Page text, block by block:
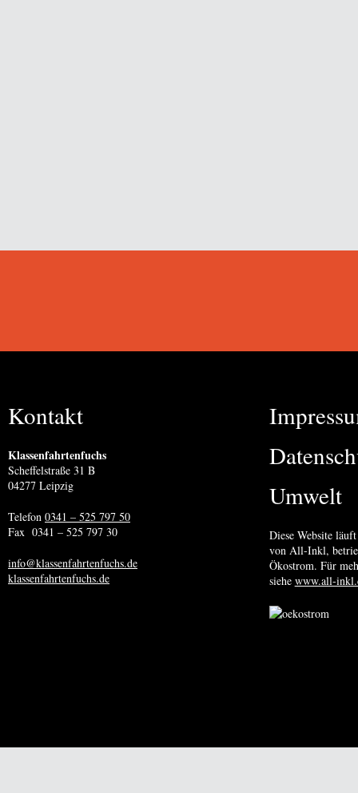
Kontakt
Klassenfahrtenfuchs
Scheffelstraße 31 B
04277 Leipzig
Telefon 0341 – 525 797 50
Fax 0341 – 525 797 30
info@klassenfahrtenfuchs.de
klassenfahrtenfuchs.de
Umwelt
Diese Website
von All-Inkl,
Ökostrom. Für
siehe www.all-